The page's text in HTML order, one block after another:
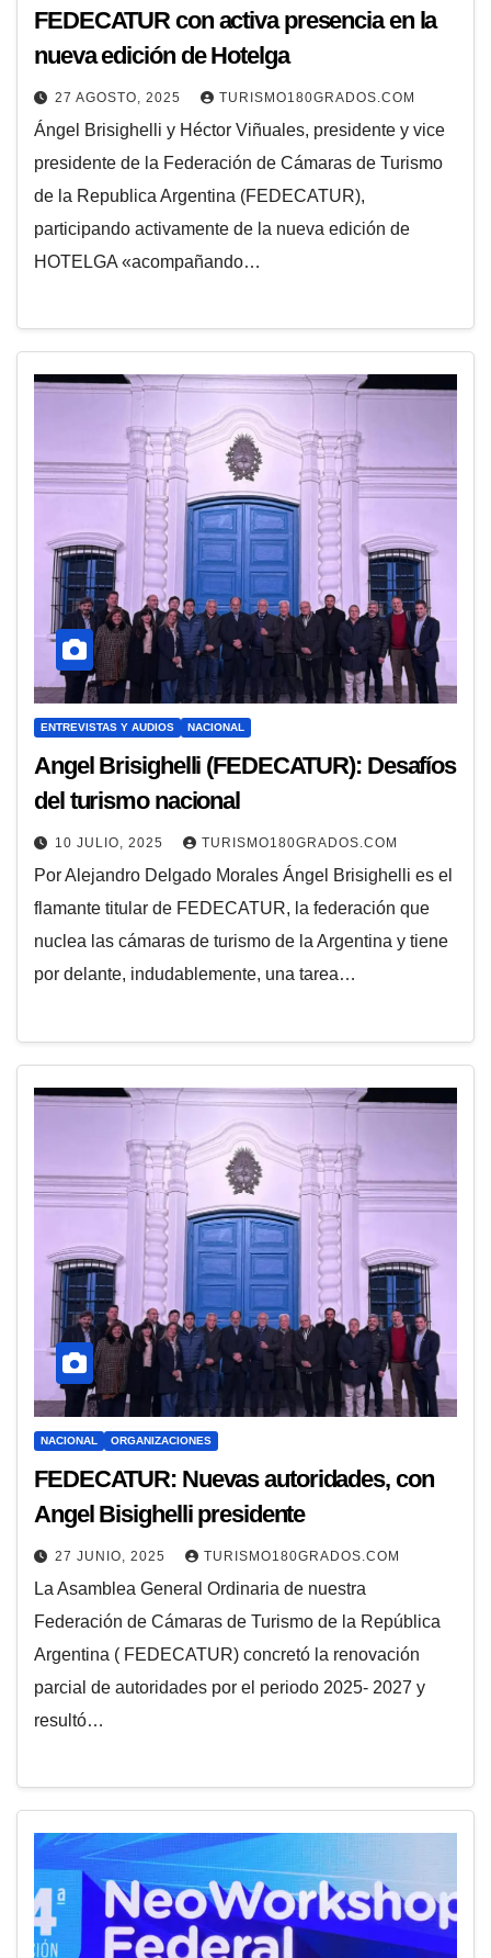
FEDECATUR con activa presencia en la
nueva edición de Hotelga
27 AGOSTO, 2025 TURISMO180GRADOS.COM
Ángel Brisighelli y Héctor Viñuales, presidente y vice
presidente de la Federación de Cámaras de Turismo
de la Republica Argentina (FEDECATUR),
participando activamente de la nueva edición de
HOTELGA «acompañando…
ENTREVISTAS Y AUDIOS NACIONAL
Angel Brisighelli (FEDECATUR): Desafíos
del turismo nacional
10 JULIO, 2025 TURISMO180GRADOS.COM
Por Alejandro Delgado Morales Ángel Brisighelli es el
flamante titular de FEDECATUR, la federación que
nuclea las cámaras de turismo de la Argentina y tiene
por delante, indudablemente, una tarea…
NACIONAL ORGANIZACIONES
FEDECATUR: Nuevas autoridades, con
Angel Bisighelli presidente
27 JUNIO, 2025 TURISMO180GRADOS.COM
La Asamblea General Ordinaria de nuestra
Federación de Cámaras de Turismo de la República
Argentina ( FEDECATUR) concretó la renovación
parcial de autoridades por el periodo 2025- 2027 y
resultó…